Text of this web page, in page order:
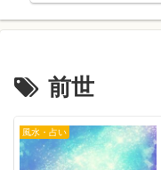
前世
風水・占い